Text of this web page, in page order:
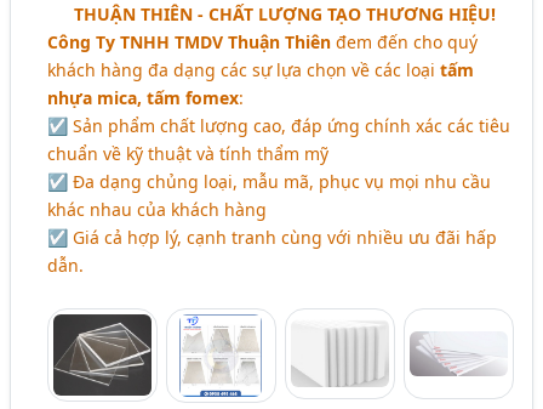
THUẬN THIÊN - CHẤT LƯỢNG TẠO THƯƠNG HIỆU!
Công Ty TNHH TMDV Thuận Thiên đem đến cho quý
khách hàng đa dạng các sự lựa chọn về các loạitấm
nhựa mica, tấm fomex:
☑ Sản phẩm chất lượng cao, đáp ứng chính xác các tiêu
chuẩn về kỹ thuật và tính thẩm mỹ
☑ Đa dạng chủng loại, mẫu mã, phục vụ mọi nhu cầu
khác nhau của khách hàng
☑ Giá cả hợp lý, cạnh tranh cùng với nhiều ưu đãi hấp
dẫn.